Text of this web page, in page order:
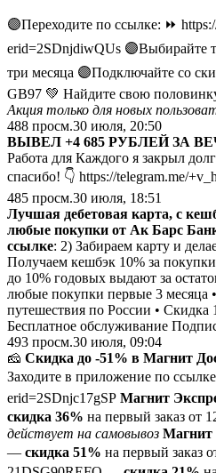
🟣Переходите по ссылке: ⏩
erid=2SDnjdiwQUs 🟣Выбирайте
три месяца 🟣Подключайте со
GB97 💚 Найдите свою
Акция только для новых
488 просм.30 июля, 20:50
ВЫВЕЛ +4 685 РУБЛЕЙ ЗА
Работа для Каждого я закрыл
спасибо! 👇 https://telegram.me/
485 просм.30 июля, 18:51
Лучшая дебетовая карта, с
любые покупки от Ак Барс
ссылке: 2) Забираем карту и
Получаем кешбэк 10% за
до 10% годовых выдают за
любые покупки первые 3 месяца
путешествия по России • Скидка
Бесплатное обслуживание
493 просм.30 июля, 09:04
🧀 Скидка до -51% в Магнит
Заходите в приложение по
erid=2SDnjc17gSP Магнит
скидка 36% на первый заказ от
действует на самовывоз
— скидка 51% на первый заказ